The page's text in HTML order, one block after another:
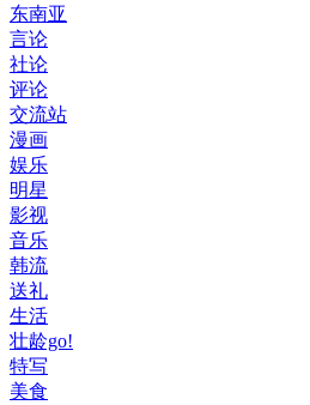
东南亚
言论
社论
评论
交流站
漫画
娱乐
明星
影视
音乐
韩流
送礼
生活
壮龄go!
特写
美食